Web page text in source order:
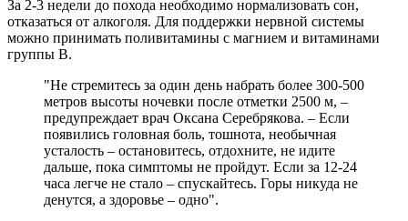
За 2-3 недели до похода необходимо нормализовать сон,
отказаться от алкоголя. Для поддержки нервной системы
можно принимать поливитамины с магнием и витаминами
группы В.
"Не стремитесь за один день набрать более 300-500
метров высоты ночевки после отметки 2500 м, –
предупреждает врач Оксана Серебрякова. – Если
появились головная боль, тошнота, необычная
усталость – остановитесь, отдохните, не идите
дальше, пока симптомы не пройдут. Если за 12-24
часа легче не стало – спускайтесь. Горы никуда не
денутся, а здоровье – одно".